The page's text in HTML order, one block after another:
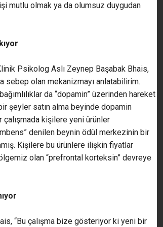
mutlu olmak ya da olumsuz duygudan
Psikolog Aslı Zeynep Başabak Bhais,
sebep olan mekanizmayı anlatabilirim.
da “dopamin” üzerinden hareket
şeyler satın alma beyinde dopamin
çalışmada kişilere yeni ürünler
denilen beynin ödül merkezinin bir
Kişilere bu ürünlere ilişkin fiyatlar
olan “prefrontal korteksin” devreye
“Bu çalışma bize gösteriyor ki yeni bir